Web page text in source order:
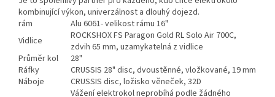
kombinující výkon, univerzálnost a dlouhý dojezd.
rám
Alu 6061- velikost rámu 16"
Vidlice
ROCKSHOX FS Paragon Gold RL Solo Air 700C,
zdvih 65 mm, uzamykatelná z vidlice
Průměr kol
28"
Ráfky
CRUSSIS 28" disc, dvoustěnné, vložkované, 19 mm
Náboje
CRUSSIS disc, ložisko věneček, 32D
Vážení elektrokol neprobíhá podle žádného